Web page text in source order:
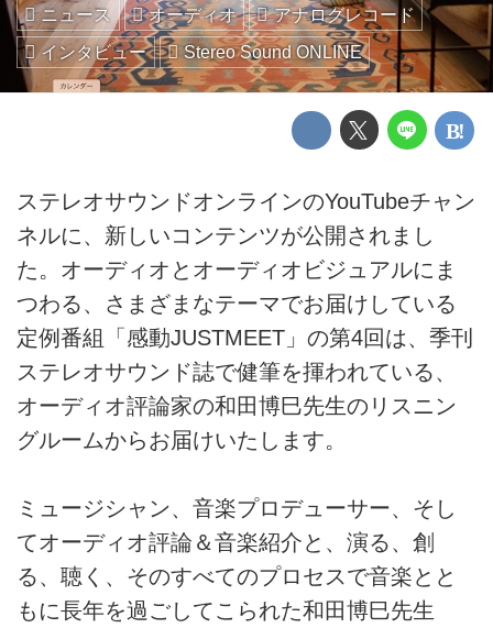
ニュース オーディオ
アナログレコード
インタビュー
Stereo Sound ONLINE
ステレオサウンドオンラインのYouTubeチャン
ネルに、新しいコンテンツが公開されまし
た。オーディオとオーディオビジュアルにま
つわる、さまざまなテーマでお届けしている
定例番組「感動JUSTMEET」の第4回は、季刊
ステレオサウンド誌で健筆を揮われている、
オーディオ評論家の和田博巳先生のリスニン
グルームからお届けいたします。
ミュージシャン、音楽プロデューサー、そし
てオーディオ評論＆音楽紹介と、演る、創
る、聴く、そのすべてのプロセスで音楽とと
もに長年を過ごしてこられた和田博巳先生